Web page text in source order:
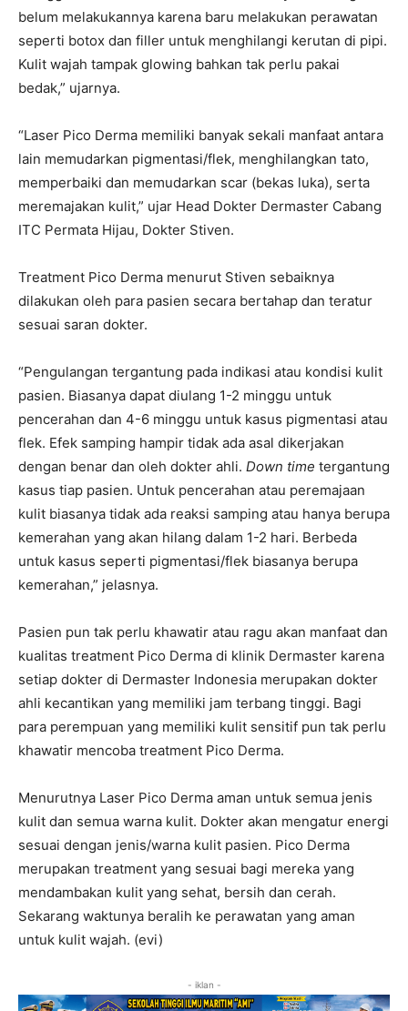
belum melakukannya karena baru melakukan perawatan
seperti botox dan filler untuk menghilangi kerutan di pipi.
Kulit wajah tampak glowing bahkan tak perlu pakai
bedak,” ujarnya.
“Laser Pico Derma memiliki banyak sekali manfaat antara
lain memudarkan pigmentasi/flek, menghilangkan tato,
memperbaiki dan memudarkan scar (bekas luka), serta
meremajakan kulit,” ujar Head Dokter Dermaster Cabang
ITC Permata Hijau, Dokter Stiven.
Treatment Pico Derma menurut Stiven sebaiknya
dilakukan oleh para pasien secara bertahap dan teratur
sesuai saran dokter.
“Pengulangan tergantung pada indikasi atau kondisi kulit
pasien. Biasanya dapat diulang 1-2 minggu untuk
pencerahan dan 4-6 minggu untuk kasus pigmentasi atau
flek. Efek samping hampir tidak ada asal dikerjakan
dengan benar dan oleh dokter ahli. Down time tergantung
kasus tiap pasien. Untuk pencerahan atau peremajaan
kulit biasanya tidak ada reaksi samping atau hanya berupa
kemerahan yang akan hilang dalam 1-2 hari. Berbeda
untuk kasus seperti pigmentasi/flek biasanya berupa
kemerahan,” jelasnya.
Pasien pun tak perlu khawatir atau ragu akan manfaat dan
kualitas treatment Pico Derma di klinik Dermaster karena
setiap dokter di Dermaster Indonesia merupakan dokter
ahli kecantikan yang memiliki jam terbang tinggi. Bagi
para perempuan yang memiliki kulit sensitif pun tak perlu
khawatir mencoba treatment Pico Derma.
Menurutnya Laser Pico Derma aman untuk semua jenis
kulit dan semua warna kulit. Dokter akan mengatur energi
sesuai dengan jenis/warna kulit pasien. Pico Derma
merupakan treatment yang sesuai bagi mereka yang
mendambakan kulit yang sehat, bersih dan cerah.
Sekarang waktunya beralih ke perawatan yang aman
untuk kulit wajah. (evi)
- iklan -